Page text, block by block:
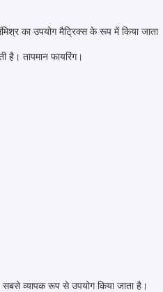
का उपयोग मैट्रिक्स के रूप में किया जाता
है। तापमान फायरिंग।
व्यापक रूप से उपयोग किया जाता है।